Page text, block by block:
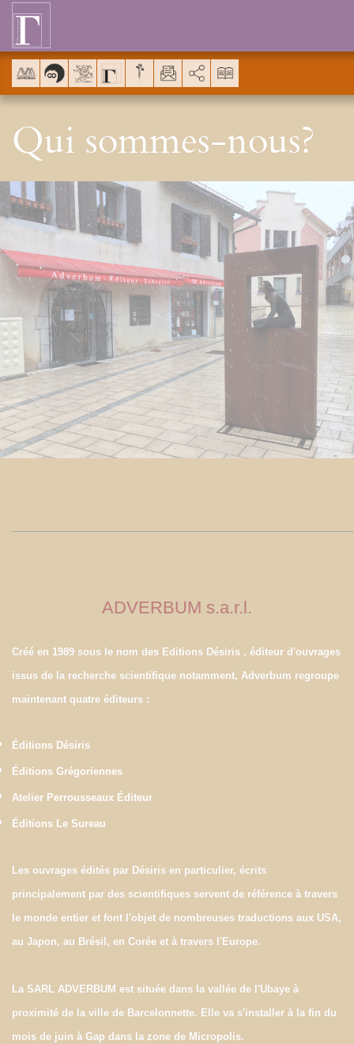
Qui sommes-nous?
ADVERBUM s.a.r.l.
Créé en 1989 sous le nom des Editions Désiris , éditeur d'ouvrages
issus de la recherche scientifique notamment, Adverbum regroupe
maintenant quatre éditeurs :
Éditions Désiris
Éditions Grégoriennes
Atelier Perrousseaux Éditeur
Éditions Le Sureau
Les ouvrages édités par Désiris en particulier, écrits
principalement par des scientifiques servent de référence à travers
le monde entier et font l'objet de nombreuses traductions aux USA,
au Japon, au Brésil, en Corée et à travers l'Europe.
La SARL ADVERBUM est située dans la vallée de l'Ubaye à
proximité de la ville de Barcelonnette. Elle va s'installer à la fin du
mois de juin à Gap dans la zone de Micropolis.
AddThis está deshabilitado.
Panel de gestión de cookies